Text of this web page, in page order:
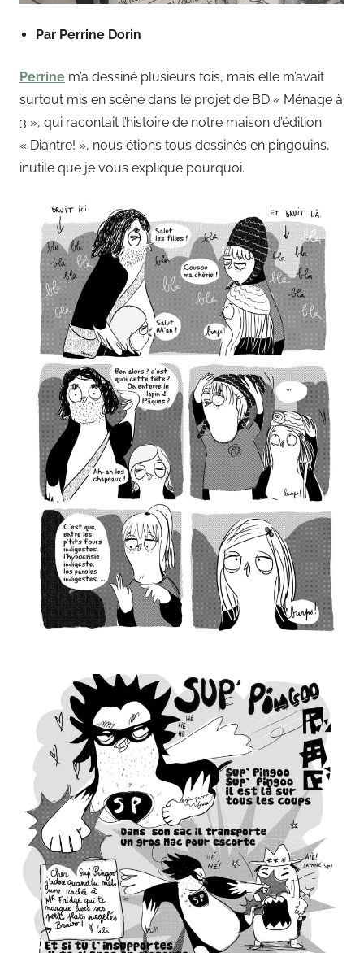
Par Perrine Dorin
Perrine m’a dessiné plusieurs fois, mais elle m’avait
surtout mis en scène dans le projet de BD « Ménage à
3 », qui racontait l’histoire de notre maison d’édition
« Diantre! », nous étions tous dessinés en pingouins,
inutile que je vous explique pourquoi.